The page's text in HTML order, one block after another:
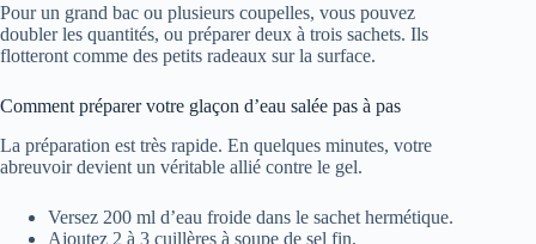
Pour un grand bac ou plusieurs coupelles, vous pouvez
doubler les quantités, ou préparer deux à trois sachets. Ils
flotteront comme des petits radeaux sur la surface.
Comment préparer votre glaçon d’eau salée pas à pas
La préparation est très rapide. En quelques minutes, votre
abreuvoir devient un véritable allié contre le gel.
Versez 200 ml d’eau froide dans le sachet hermétique.
Ajoutez 2 à 3 cuillères à soupe de sel fin.